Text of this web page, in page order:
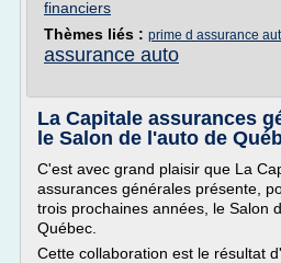
financiers
Thèmes liés : prime d assurance
assurance auto
La Capitale assurances
le Salon de l'auto de
C'est avec grand plaisir que La
assurances générales présente,
trois prochaines années, le Salon
Québec.
Cette collaboration est le résultat